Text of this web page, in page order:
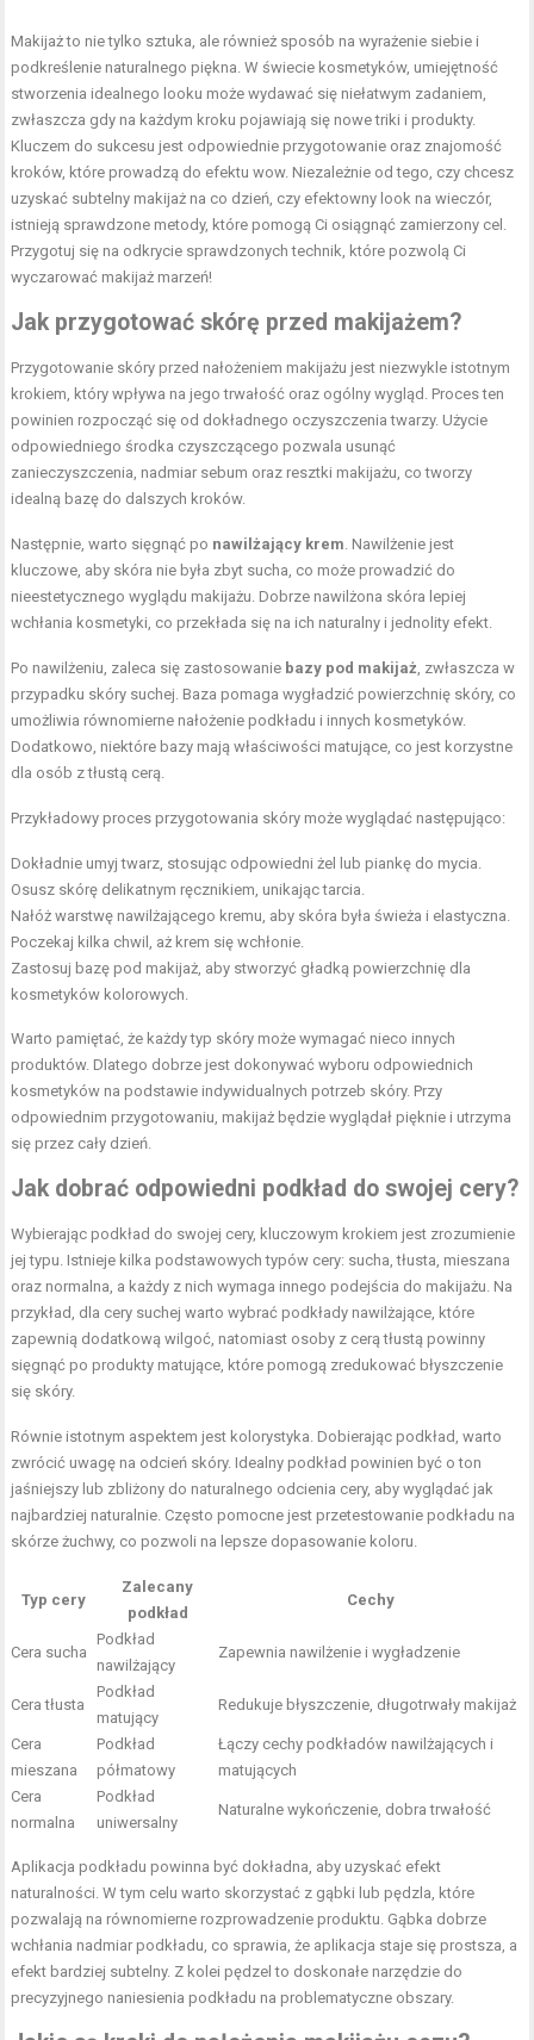
Makijaż to nie tylko sztuka, ale również sposób na wyrażenie siebie i
podkreślenie naturalnego piękna. W świecie kosmetyków, umiejętność
stworzenia idealnego looku może wydawać się niełatwym zadaniem,
zwłaszcza gdy na każdym kroku pojawiają się nowe triki i produkty.
Kluczem do sukcesu jest odpowiednie przygotowanie oraz znajomość
kroków, które prowadzą do efektu wow. Niezależnie od tego, czy chcesz
uzyskać subtelny makijaż na co dzień, czy efektowny look na wieczór,
istnieją sprawdzone metody, które pomogą Ci osiągnąć zamierzony cel.
Przygotuj się na odkrycie sprawdzonych technik, które pozwolą Ci
wyczarować makijaż marzeń!
Jak przygotować skórę przed makijażem?
Przygotowanie skóry przed nałożeniem makijażu jest niezwykle istotnym
krokiem, który wpływa na jego trwałość oraz ogólny wygląd. Proces ten
powinien rozpocząć się od dokładnego oczyszczenia twarzy. Użycie
odpowiedniego środka czyszczącego pozwala usunąć
zanieczyszczenia, nadmiar sebum oraz resztki makijażu, co tworzy
idealną bazę do dalszych kroków.
Następnie, warto sięgnąć po nawilżający krem . Nawilżenie jest
kluczowe, aby skóra nie była zbyt sucha, co może prowadzić do
nieestetycznego wyglądu makijażu. Dobrze nawilżona skóra lepiej
wchłania kosmetyki, co przekłada się na ich naturalny i jednolity efekt.
Po nawilżeniu, zaleca się zastosowanie bazy pod makijaż , zwłaszcza w
przypadku skóry suchej. Baza pomaga wygładzić powierzchnię skóry, co
umożliwia równomierne nałożenie podkładu i innych kosmetyków.
Dodatkowo, niektóre bazy mają właściwości matujące, co jest korzystne
dla osób z tłustą cerą.
Przykładowy proces przygotowania skóry może wyglądać następująco:
Dokładnie umyj twarz, stosując odpowiedni żel lub piankę do mycia.
Osusz skórę delikatnym ręcznikiem, unikając tarcia.
Nałóż warstwę nawilżającego kremu, aby skóra była świeża i elastyczna.
Poczekaj kilka chwil, aż krem się wchłonie.
Zastosuj bazę pod makijaż, aby stworzyć gładką powierzchnię dla
kosmetyków kolorowych.
Warto pamiętać, że każdy typ skóry może wymagać nieco innych
produktów. Dlatego dobrze jest dokonywać wyboru odpowiednich
kosmetyków na podstawie indywidualnych potrzeb skóry. Przy
odpowiednim przygotowaniu, makijaż będzie wyglądał pięknie i utrzyma
się przez cały dzień.
Jak dobrać odpowiedni podkład do swojej cery?
Wybierając podkład do swojej cery, kluczowym krokiem jest zrozumienie
jej typu. Istnieje kilka podstawowych typów cery: sucha, tłusta, mieszana
oraz normalna, a każdy z nich wymaga innego podejścia do makijażu. Na
przykład, dla cery suchej warto wybrać podkłady nawilżające, które
zapewnią dodatkową wilgoć, natomiast osoby z cerą tłustą powinny
sięgnąć po produkty matujące, które pomogą zredukować błyszczenie
się skóry.
Równie istotnym aspektem jest kolorystyka. Dobierając podkład, warto
zwrócić uwagę na odcień skóry. Idealny podkład powinien być o ton
jaśniejszy lub zbliżony do naturalnego odcienia cery, aby wyglądać jak
najbardziej naturalnie. Często pomocne jest przetestowanie podkładu na
skórze żuchwy, co pozwoli na lepsze dopasowanie koloru.
Typ cery
Zalecany
podkład
Cechy
Cera sucha
Podkład
nawilżający
Zapewnia nawilżenie i wygładzenie
Cera tłusta
Podkład
matujący
Redukuje błyszczenie, długotrwały makijaż
Cera
mieszana
Podkład
półmatowy
Łączy cechy podkładów nawilżających i
matujących
Cera
normalna
Podkład
uniwersalny
Naturalne wykończenie, dobra trwałość
Aplikacja podkładu powinna być dokładna, aby uzyskać efekt
naturalności. W tym celu warto skorzystać z gąbki lub pędzla, które
pozwalają na równomierne rozprowadzenie produktu. Gąbka dobrze
wchłania nadmiar podkładu, co sprawia, że aplikacja staje się prostsza, a
efekt bardziej subtelny. Z kolei pędzel to doskonałe narzędzie do
precyzyjnego naniesienia podkładu na problematyczne obszary.